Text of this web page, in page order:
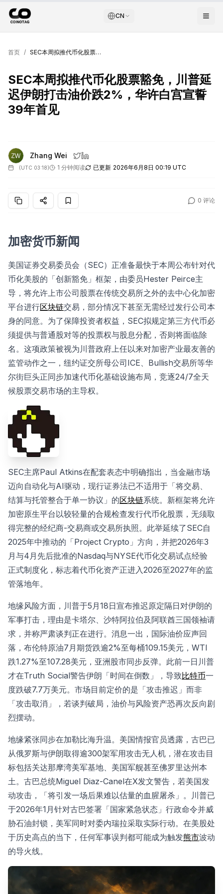
CN
首页 / SEC本周拟推代币化股票豁免，川普延迟伊朗打击油价跌2%，华许白宫宣誓39年首见
SEC本周拟推代币化股票豁免，川普延
迟伊朗打击油价跌2%，华许白宫宣誓
39年首见
Zhang Wei
(UTC 03:18) 1 分钟阅读 已更新 2026年6月8日 00:19 UTC
0 评论
加密货币新闻
美国证券交易委员会（SEC）正准备最快于本周公布针对代
币化美股的「创新豁免」框架，由委员Hester Peirce主
导，将允许上市公司股票在传统交易所之外的去中心化加密
平台进行区块链交易，部分情况下甚至无需经过发行公司本
身的同意。为了保障投资者权益，SEC拟规定第三方代币必
须提供与普通股对等的投票权与股息分配，否则将面临除
名。这项政策被视为川普政府上任以来对加密产业最友善的
监管动作之一，纽约证交所母公司ICE、Bullish交易所等华
尔街巨头正同步加速代币化基础设施布局，竞逐24/7全天
候股票交易市场的主导权。
SEC主席Paul Atkins在配套表态中明确指出，当金融市场
迈向自动化与AI驱动，现行证券法已不适用于「将交易、
结算与托管整合于单一协议」的区块链系统。新框架将允许
加密原生平台以较轻量的合规检查发行代币化股票，无须取
得完整的经纪商-交易商或交易所执照。此举延续了SEC自
2025年中推动的「Project Crypto」方向，并把2026年3
月与4月先后批准的Nasdaq与NYSE代币化交易试点经验
正式制度化，标志着代币化资产正进入2026至2027年的监
管落地年。
地缘风险方面，川普于5月18日宣布推迟原定隔日对伊朗的
军事打击，理由是卡塔尔、沙特阿拉伯及阿联酋三国领袖请
求，并称严肃谈判正在进行。消息一出，国际油价应声回
落，布伦特原油7月期货跌逾2%至每桶109.15美元，WTI
跌1.27%至107.28美元，亚洲股市同步反弹。此前一日川普
才在Truth Social警告伊朗「时间在倒数」，导致比特币一
度跌破7.7万美元。市场目前定价的是「攻击推迟」而非
「攻击取消」，若谈判破局，油价与风险资产恐再次反向剧
烈摆动。
地缘紧张同步在加勒比海升温。美国情报官员透露，古巴已
从俄罗斯与伊朗取得逾300架军用攻击无人机，潜在攻击目
标包括关达那摩湾美军基地、美国军舰甚至佛罗里达州本
土。古巴总统Miguel Diaz-Canel在X发文警告，若美国发
动攻击，「将引发一场后果难以估量的血腥屠杀」。川普已
于2026年1月针对古巴签署「国家紧急状态」行政命令并威
胁石油封锁，美军同时对委内瑞拉采取实际行动。在美股处
于历史高点的当下，任何军事误判都可能成为触发熊市波动
的导火线。